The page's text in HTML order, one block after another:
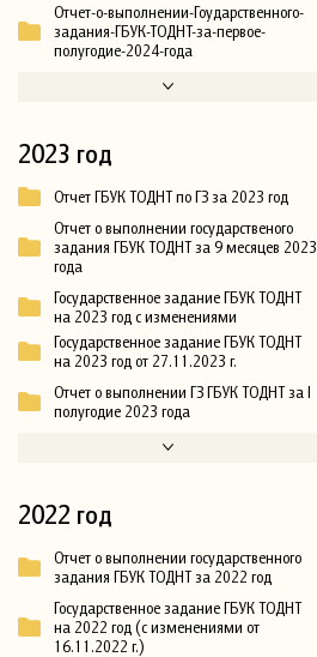
Отчет-о-выполнении-Гоударственного-
задания-ГБУК-ТОДНТ-за-первое-
полугодие-2024-года
2023 год
Отчет ГБУК ТОДНТ по ГЗ за 2023 год
Отчет о выполнении государственого
задания ГБУК ТОДНТ за 9 месяцев 2023
года
Государственное задание ГБУК ТОДНТ
на 2023 год с изменениями
Государственное задание ГБУК ТОДНТ
на 2023 год от 27.11.2023 г.
Отчет о выполнении ГЗ ГБУК ТОДНТ за I
полугодие 2023 года
2022 год
Отчет о выполнении государственного
задания ГБУК ТОДНТ за 2022 год
Государственное задание ГБУК ТОДНТ
на 2022 год (с изменениями от
16.11.2022 г.)